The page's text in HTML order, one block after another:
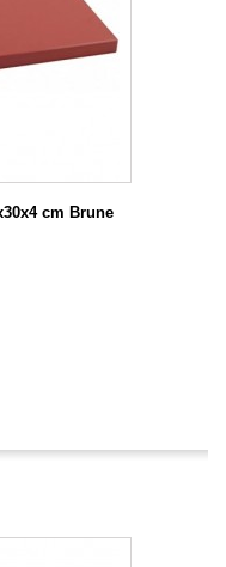
cm Brune